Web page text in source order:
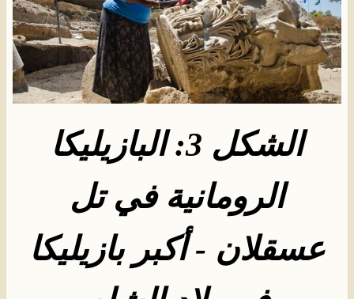
الشكل 3: البازيليكا
الرومانية في تل
عسقلان - أكبر بازيليكا